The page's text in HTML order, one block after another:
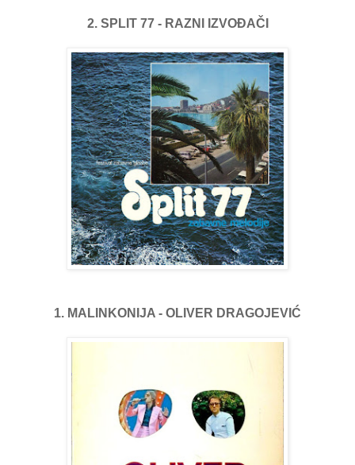
2. SPLIT 77 - RAZNI IZVOĐAČI
1. MALINKONIJA - OLIVER DRAGOJEVIĆ